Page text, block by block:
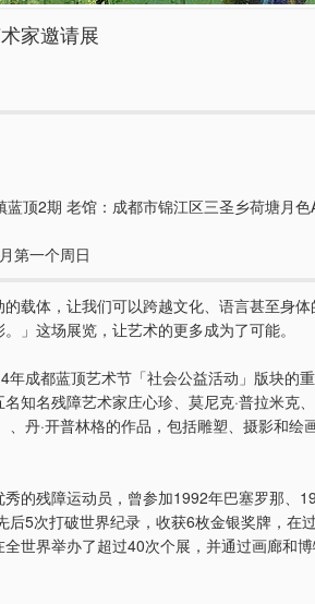
家邀请展
顶2期 老馆：成都市锦江区三圣乡荷塘月色
第一个周日
的载体，让我们可以跨越文化、语言甚至身
」这场展览，让艺术的更多成为了可能。
年成都蓝顶艺术节「社会公益活动」版块的
知名残障艺术家庄心珍、莫尼克·普拉米克、
、丹·开普林格的作品，包括雕塑、摄影和绘
的残障运动员，曾参加1992年巴塞罗那、
后5次打破世界纪录，收获6枚金银奖牌，在
世界举办了超过40次个展，并通过画廊和